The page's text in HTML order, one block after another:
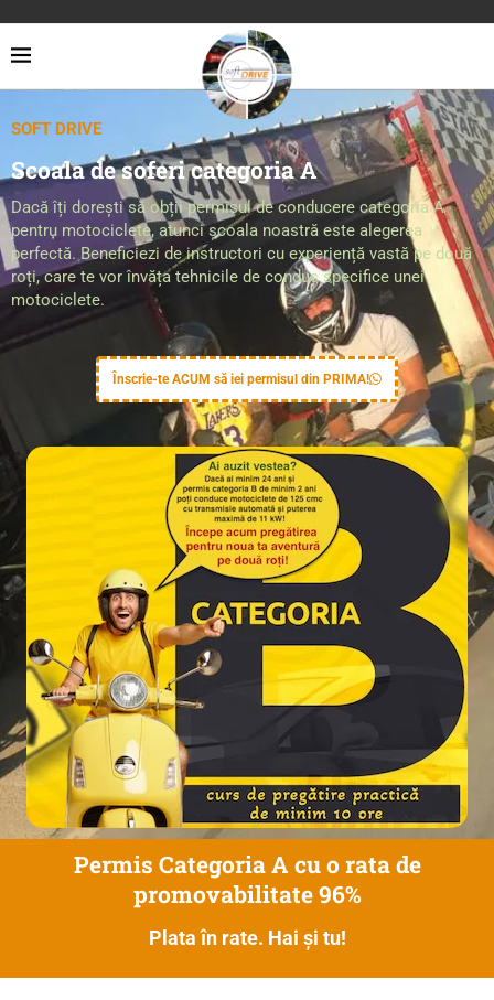
SOFT DRIVE
Scoala de soferi categoria A
Dacă îți dorești să obții permisul de conducere categoria A
pentru motociclete, atunci școala noastră este alegerea
perfectă. Beneficiezi de instructori cu experiență vastă pe două
roți, care te vor învăța tehnicile de condus specifice unei
motociclete.
Înscrie-te ACUM să iei permisul din PRIMA!
Permis Categoria A cu o rata de
promovabilitate 96%
Plata în rate. Hai și tu!